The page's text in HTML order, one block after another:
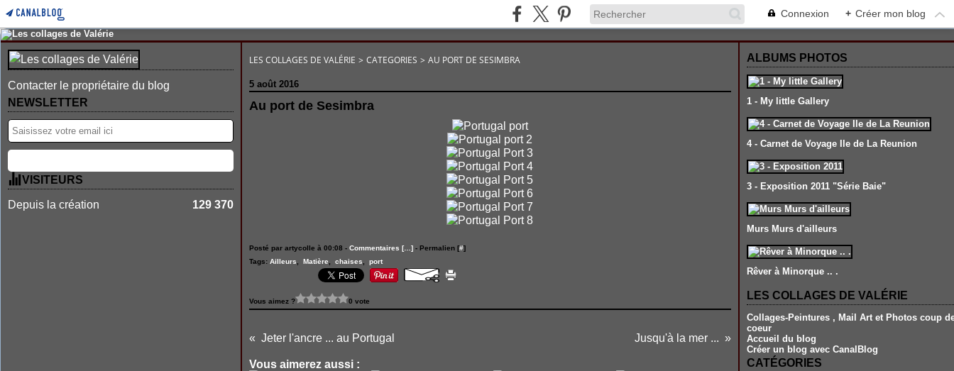
Connexion + Créer mon blog
Contacter le propriétaire du blog
NEWSLETTER
VISITEURS
Depuis la création 129 370
LES COLLAGES DE VALÉRIE > CATEGORIES > AU PORT DE SESIMBRA
5 août 2016
Au port de Sesimbra
Posté par artycolle à 00:08 - Commentaires [… ]- Permalien [#]
Tags: Ailleurs Matière chaises port
Vous aimez ? 0 vote
Jeter l'ancre ... au Portugal Jusqu'à la mer ...
Vous aimerez aussi :
ALBUMS PHOTOS
1 - My little Gallery
4 - Carnet de Voyage Ile de La Reunion
3 - Exposition 2011 "Série Baie"
Murs Murs d'ailleurs
Rêver à Minorque .. .
LES COLLAGES DE VALÉRIE
Collages-Peintures , Mail Art et Photos coup
coeur
Accueil du blog
Créer un blog avec CanalBlog
CATÉGORIES